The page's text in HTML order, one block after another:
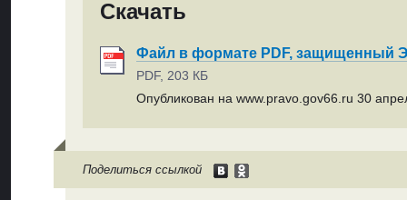
Скачать
Файл в формате PDF, защищенный
PDF, 203 КБ
Опубликован на www.pravo.gov66.ru 30
Поделиться ссылкой